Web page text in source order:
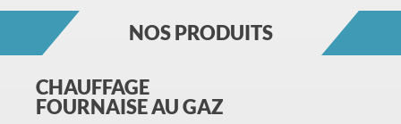
NOS PRODUITS
CHAUFFAGE
FOURNAISE AU GAZ